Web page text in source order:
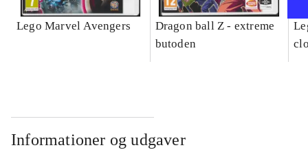
Lego Marvel Avengers
Dragon ball Z - extreme
butoden
Informationer og udgaver